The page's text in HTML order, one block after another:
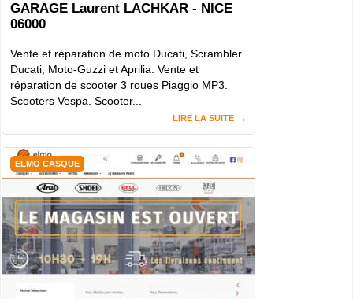
GARAGE Laurent LACHKAR - NICE
06000
Vente et réparation de moto Ducati, Scrambler
Ducati, Moto-Guzzi et Aprilia. Vente et
réparation de scooter 3 roues Piaggio MP3.
Scooters Vespa. Scooter...
LIRE LA SUITE
ELMO CASQUE